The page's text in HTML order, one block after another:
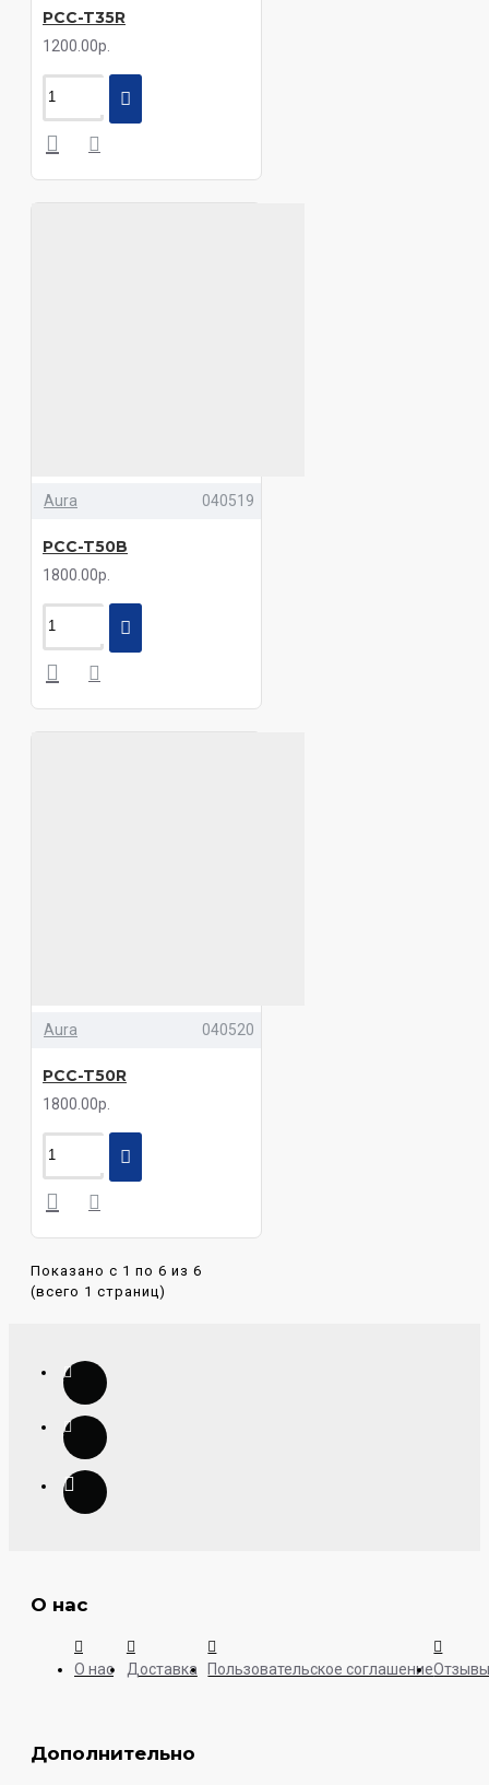
PCC-T35R
1200.00р.
Aura 040519
PCC-T50B
1800.00р.
Aura 040520
PCC-T50R
1800.00р.
Показано с 1 по 6 из 6
(всего 1 страниц)
О нас
О нас Доставка Пользовательское соглашение
Дополнительно